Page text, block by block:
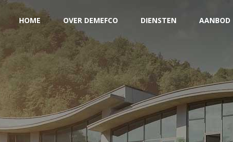
HOME OVER DEMEFCO DIENSTEN AANBOD